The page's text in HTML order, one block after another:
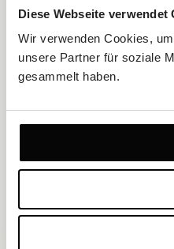
Diese Webseite verwendet
Wir verwenden Cookies,
unsere Partner für soziale
gesammelt haben.